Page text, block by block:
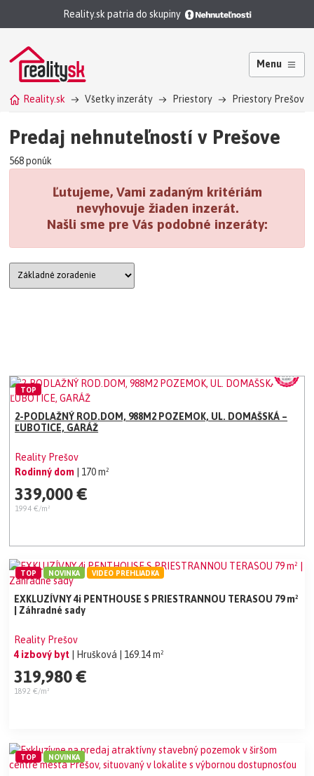
Reality.sk patria do skupiny
Menu
Reality.sk Všetky inzeráty Priestory Priestory Prešov
Predaj nehnuteľností v Prešove
568 ponúk
Ľutujeme, Vami zadaným kritériám
nevyhovuje žiaden inzerát.
Našli sme pre Vás podobné inzeráty:
2-PODLAŽNÝ ROD.DOM, 988M2 POZEMOK, UL. DOMAŠSKÁ –
ĽUBOTICE, GARÁŽ
Reality Prešov
Rodinný dom
| 170 m²
339,000 €
1994 €/m²
TOP
EXKLUZÍVNY 4i PENTHOUSE S PRIESTRANNOU TERASOU 79 m²
| Záhradné sady
Reality Prešov
4 izbový byt
| Hrušková | 169.14 m²
319,980 €
1892 €/m²
TOP NOVINKA VIDEO PREHLIADKA
TOP NOVINKA